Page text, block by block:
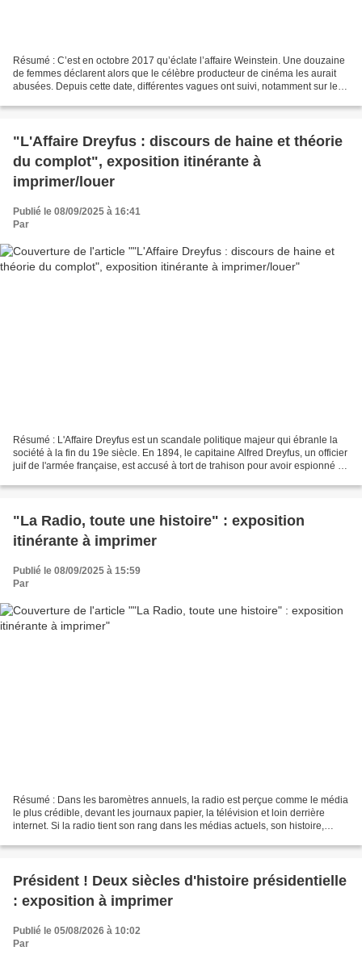
Résumé : C’est en octobre 2017 qu’éclate l’affaire Weinstein. Une douzaine
de femmes déclarent alors que le célèbre producteur de cinéma les aurait
abusées. Depuis cette date, différentes vagues ont suivi, notamment sur les
"L'Affaire Dreyfus : discours de haine et théorie
du complot", exposition itinérante à
imprimer/louer
Publié le 08/09/2025 à 16:41
Par
Résumé : L'Affaire Dreyfus est un scandale politique majeur qui ébranle la
société à la fin du 19e siècle. En 1894, le capitaine Alfred Dreyfus, un officier
juif de l'armée française, est accusé à tort de trahison pour avoir espionné au
"La Radio, toute une histoire" : exposition
itinérante à imprimer
Publié le 08/09/2025 à 15:59
Par
Résumé : Dans les baromètres annuels, la radio est perçue comme le média
le plus crédible, devant les journaux papier, la télévision et loin derrière
internet. Si la radio tient son rang dans les médias actuels, son histoire,
Président ! Deux siècles d'histoire présidentielle
: exposition à imprimer
Publié le 05/08/2026 à 10:02
Par